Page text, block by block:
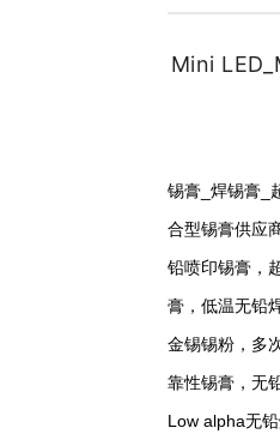
Mini
锡膏_焊锡膏_
合型锡膏供应
铅喷印锡膏，
膏，低温无铅
金锡锡粉，多
靠性锡膏，无
Low alpha无